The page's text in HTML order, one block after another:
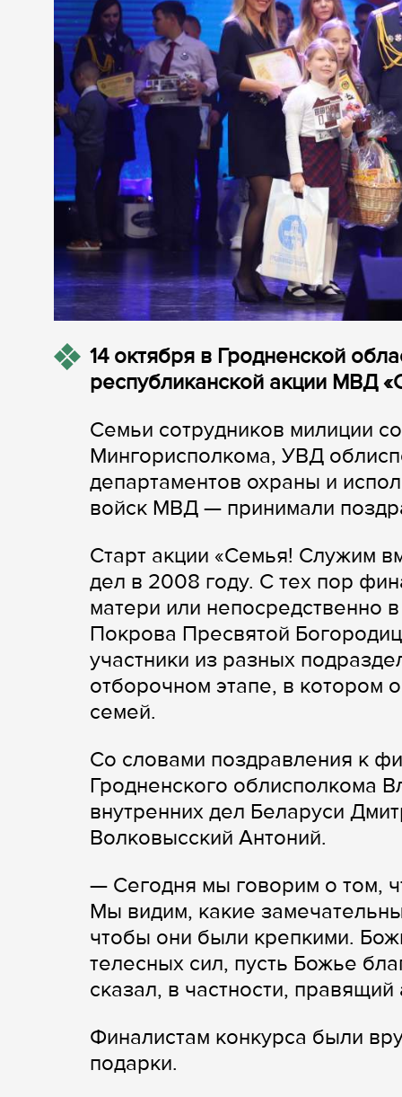
14 октября в Гродненской
республиканской акции МВД
Семьи сотрудников милиции
Мингорисполкома, УВД
департаментов охраны и
войск МВД — принимали
Старт акции «Семья! Служим
дел в 2008 году. С тех пор
матери или непосредственно
Покрова Пресвятой
участники из разных
отборочном этапе, в котором
семей.
Со словами поздравления к
Гродненского облисполкома
внутренних дел Беларуси
Волковысский Антоний.
— Сегодня мы говорим о том,
Мы видим, какие
чтобы они были крепкими.
телесных сил, пусть Божье
сказал, в частности,
Финалистам конкурса были
подарки.